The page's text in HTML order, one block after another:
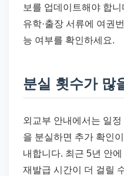
보를 업데이트해야 합
유학·출장 서류에 여권
능 여부를 확인하세요.
분실 횟수가 많
외교부 안내에서는 일
을 분실하면 추가 확인
내합니다. 최근 5년 안
재발급 시간이 더 걸릴